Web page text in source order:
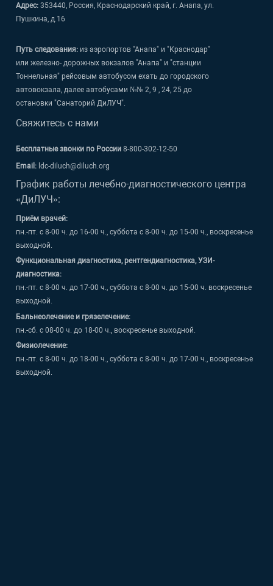
Адрес:353440, Россия, Краснодарский край, г. Анапа, ул.
Пушкина, д.16
Путь следования: из аэропортов "Анапа" и "Краснодар"
или железно- дорожных вокзалов "Анапа" и "станции
Тоннельная" рейсовым автобусом ехать до городского
автовокзала, далее автобусами №№ 2, 9 , 24, 25 до
остановки "Санаторий ДиЛУЧ".
Свяжитесь с нами
Бесплатные звонки по России8-800-302-12-50
Email: ldc-diluch@diluch.org
График работы лечебно-диагностического центра
«ДиЛУЧ»:
Приём врачей:
пн.-пт. с 8-00 ч. до 16-00 ч., суббота с 8-00 ч. до 15-00 ч., воскресенье
выходной.
Функциональная диагностика, рентгендиагностика, УЗИ-
диагностика:
пн.-пт. с 8-00 ч. до 17-00 ч., суббота с 8-00 ч. до 15-00 ч. воскресенье
выходной.
Бальнеолечение и грязелечение:
пн.-сб. с 08-00 ч. до 18-00 ч., воскресенье выходной.
Физиолечение:
пн.-пт. с 8-00 ч. до 18-00 ч., суббота с 8-00 ч. до 17-00 ч., воскресенье
выходной.